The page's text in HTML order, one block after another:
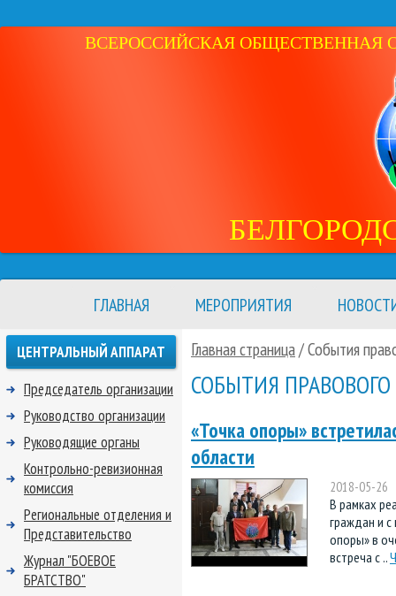
ВСЕРОССИЙСКАЯ ОБЩЕСТВЕННАЯ
ГЛАВНАЯ МЕРОПРИЯТИЯ
Главная страница/События
СОБЫТИЯ
«Точка опоры»
области
2018-05-26
В рамках
граждан и с
опоры» в
встреча с ..
ЦЕНТРАЛЬНЫЙ АППАРАТ
Председатель организации
Руководство организации
Руководящие органы
Контрольно-ревизионная
комиссия
Региональные отделения и
Представительство
Журнал "БОЕВОЕ
БРАТСТВО"